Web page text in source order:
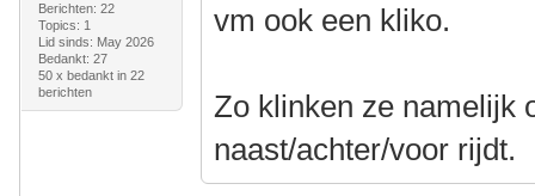
Berichten: 22
Topics: 1
Lid sinds: May 2026
Bedankt: 27
50 x bedankt in 22
berichten
vm ook een kliko.
Zo klinken ze namelijk
naast/achter/voor rijdt.